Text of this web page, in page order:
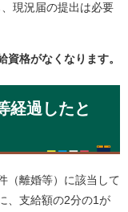
現況届の提出は必要
格がなくなります。
経過したと
（離婚等）に該当して
、支給額の2分の1が